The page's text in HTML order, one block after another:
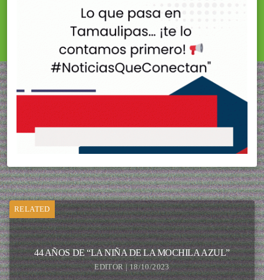
RELATED
44 AÑOS DE “LA NIÑA DE LA MOCHILA AZUL”
EDITOR | 18/10/2023